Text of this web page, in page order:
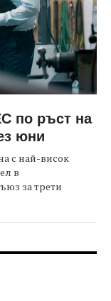
по ръст на
юни
с най-висок
в
за трети